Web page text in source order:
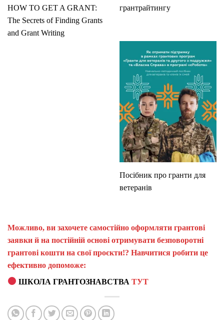
грантрайтингу
HOW TO GET A GRANT:
The Secrets of Finding Grants
and Grant Writing
Посібник про гранти для
ветеранів
Можливо, ви захочете самостійно оформляти грантові
заявки й на постійній основі отримувати безповоротні
грантові кошти на свої проєкти!? Навчитися робити це
ефективно допоможе:
ШКОЛА ГРАНТОЗНАВСТВАТУТ